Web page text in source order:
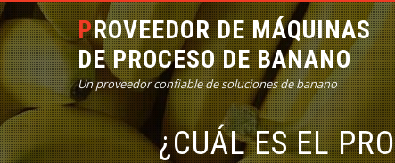
PROVEEDOR DE MÁQUINAS
DE PROCESO DE BANANO
Un proveedor confiable de soluciones de banano
¿CUÁL ES EL